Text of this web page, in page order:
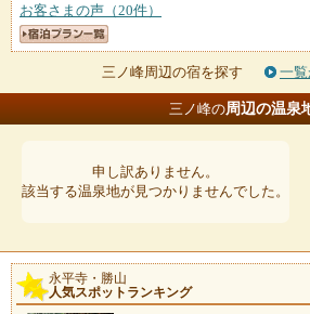
お客さまの声（20件）
三ノ峰周辺の宿を探す 一
三ノ峰の周辺の温泉
申し訳ありません。
該当する温泉地が見つかりませんでした。
永平寺・勝山
人気スポットランキング